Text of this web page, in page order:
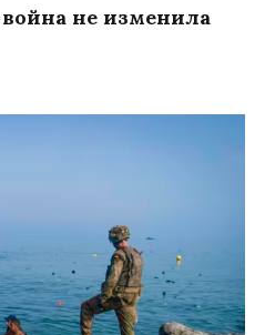
не изменила